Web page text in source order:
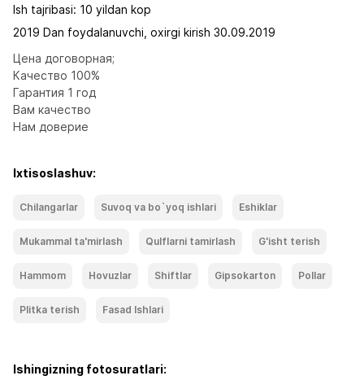
Ish tajribasi: 10 yildan kop
2019 Dan foydalanuvchi, oxirgi kirish 30.09.2019
Цена договорная;
Качество 100%
Гарантия 1 год
Вам качество
Нам доверие
Ixtisoslashuv:
Chilangarlar Suvoq va bo`yoq ishlari Eshiklar
Mukammal ta'mirlash Qulflarni tamirlash G'isht terish
Hammom Hovuzlar Shiftlar Gipsokarton Pollar
Plitka terish Fasad Ishlari
Ishingizning fotosuratlari: